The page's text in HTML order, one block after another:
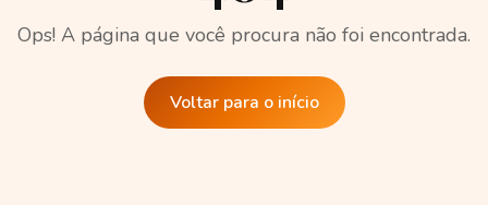
Ops! A página que você procura não foi encontrada.
Voltar para o início